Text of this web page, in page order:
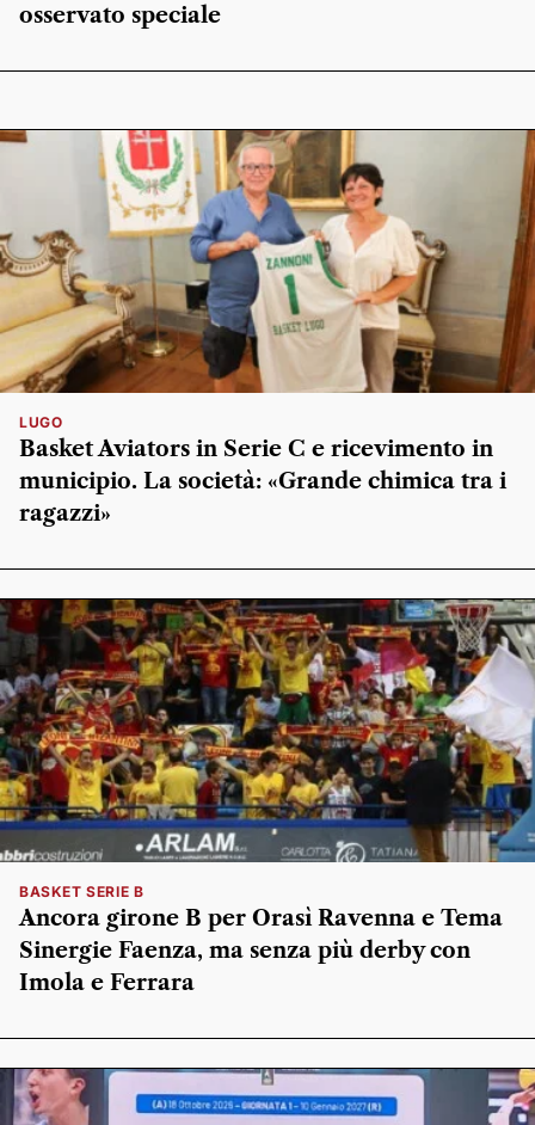
osservato speciale
LUGO
Basket Aviators in Serie C e ricevimento in
municipio. La società: «Grande chimica tra i
ragazzi»
BASKET SERIE B
Ancora girone B per Orasì Ravenna e Tema
Sinergie Faenza, ma senza più derby con
Imola e Ferrara